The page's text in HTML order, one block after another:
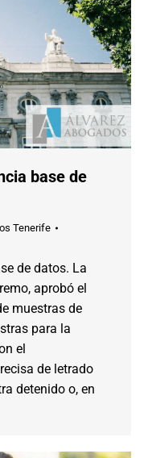
base de
Tenerife
de datos. La
aprobó el
muestras de
para la
el
de letrado
detenido o, en